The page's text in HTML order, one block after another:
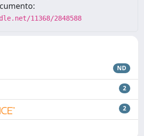
11368/2848588
ND
2
2